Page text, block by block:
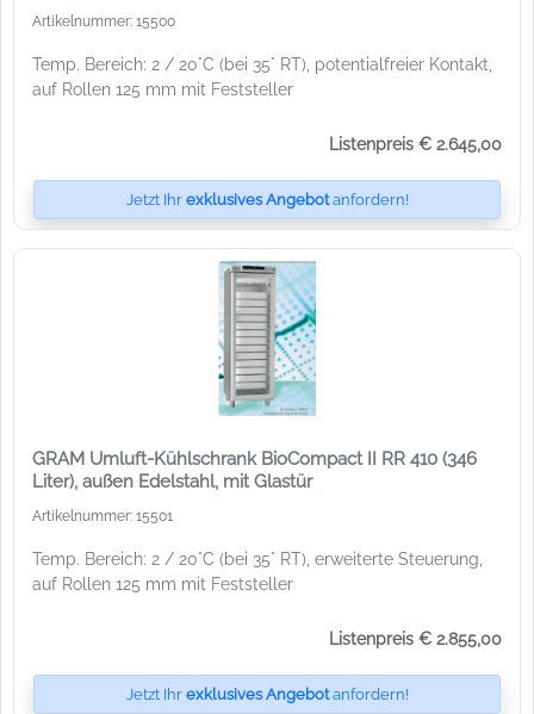
Artikelnummer: 15500
Temp. Bereich: 2 / 20°C (bei 35° RT), potentialfreier Kontakt,
auf Rollen 125 mm mit Feststeller
Listenpreis € 2.645,00
Jetzt Ihr exklusives Angebotanfordern!
GRAM Umluft-Kühlschrank BioCompact II RR 410 (346
Liter), außen Edelstahl, mit Glastür
Artikelnummer: 15501
Temp. Bereich: 2 / 20°C (bei 35° RT), erweiterte Steuerung,
auf Rollen 125 mm mit Feststeller
Listenpreis € 2.855,00
Jetzt Ihr exklusives Angebotanfordern!